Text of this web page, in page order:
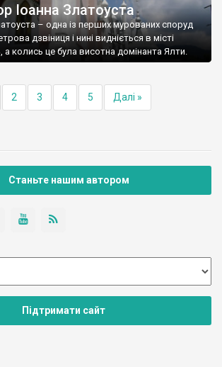
Іоанна Златоуста
– одна із перших мурованих споруд
дзвіниця і нині видніється в місті
а колись це була висотна домінанта Ялти.
2 3 4 5 Далі »
Станьте нашим автором
Підтримати сайт